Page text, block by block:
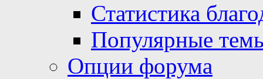
Статистика
Популярные
Опции форума